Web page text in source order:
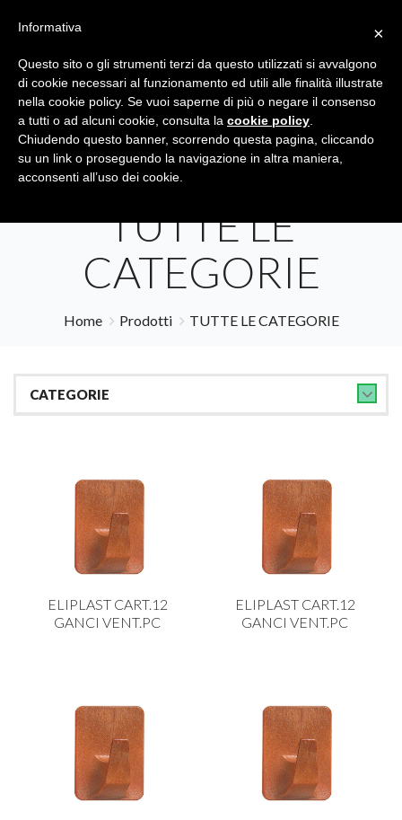
Tutte le categorie Cerca
TUTTE LE
CATEGORIE
Home Prodotti TUTTE LE CATEGORIE
CATEGORIE
ACCESSORI TAVOLA
ACCESSORI VETRO
BILANCE
CAFFETTERIA E RICAMBI
CALICI E BICCHIERI
CAMPEGGIO E GIARDINO
ELIPLAST CART.12
GANCI VENT.PC
ELIPLAST CART.12
GANCI VENT.PC
×
Informativa
Questo sito o gli strumenti terzi da questo utilizzati si avvalgono
di cookie necessari al funzionamento ed utili alle finalità illustrate
nella cookie policy. Se vuoi saperne di più o negare il consenso
a tutti o ad alcuni cookie, consulta la cookie policy
Chiudendo questo banner, scorrendo questa pagina, cliccando
su un link o proseguendo la navigazione in altra maniera,
acconsenti all’uso dei cookie.